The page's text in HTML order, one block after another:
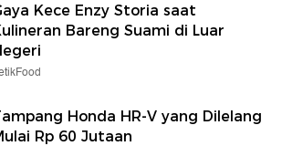
Kece Enzy Storia saat
Bareng Suami di Luar
Honda HR-V yang Dilelang
Rp 60 Jutaan